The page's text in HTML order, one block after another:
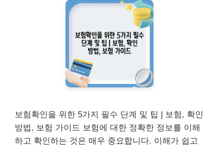
보험확인을 위한 5가지 필수 단계 및 팁 | 보험, 확인
방법, 보험 가이드 보험에 대한 정확한 정보를 이해
하고 확인하는 것은 매우 중요합니다. 이해가 쉽고